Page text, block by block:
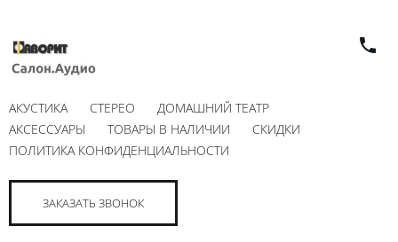
АКУСТИКА СТЕРЕО
ДОМАШНИЙ ТЕАТР
АКСЕССУАРЫ
ТОВАРЫ В НАЛИЧИИ
СКИДКИ
ПОЛИТИКА КОНФИДЕНЦИАЛЬНОСТИ
ЗАКАЗАТЬ ЗВОНОК